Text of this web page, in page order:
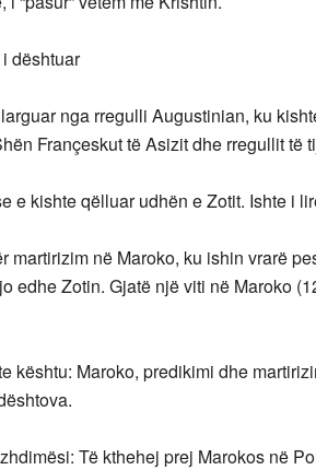
dështuar
nga rregulli Augustinian, ku
Françeskut të Asizit dhe rregullit të
e kishte qëlluar udhën e Zotit. Ishte i
martirizim në Maroko, ku ishin vrarë
edhe Zotin. Gjatë një viti në Maroko
kështu: Maroko, predikimi dhe
Të kthehej prej Marokos në